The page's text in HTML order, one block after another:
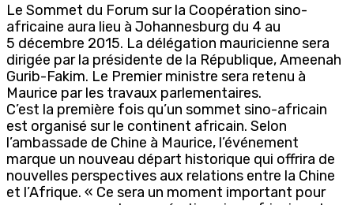
Le Sommet du Forum sur la Coopération sino-
africaine aura lieu à Johannesburg du 4 au
5 décembre 2015. La délégation mauricienne sera
dirigée par la présidente de la République, Ameenah
Gurib-Fakim. Le Premier ministre sera retenu à
Maurice par les travaux parlementaires.
C’est la première fois qu’un sommet sino-africain
est organisé sur le continent africain. Selon
l’ambassade de Chine à Maurice, l’événement
marque un nouveau départ historique qui offrira de
nouvelles perspectives aux relations entre la Chine
et l’Afrique. « Ce sera un moment important pour